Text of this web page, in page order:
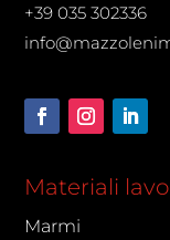
+39 035 302336
Materiali
Marmi